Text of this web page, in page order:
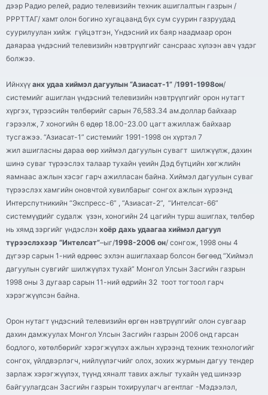
дээр Радио релей, радио телевизийн техник ашиглалтын газрын /
РРРТТАГ/ хамт олон богино хугацаанд бүх сум суурин газруудад
суурилуулан хийж гүйцэтгэн, Үндэсний их баяр наадмаар орон
даяараа үндэсний телевизийн нэвтрүүлгийг сансраас хүлээн авч үздэг
болжээ.
Ийнхүү анх удаа хиймэл дагуулын “Азиасат-1” /1991-1998он/
системийг ашиглан үндэсний телевизийн нэвтрүүлгийг орон нутагт
хүргэх, түрээсийн төлбөрийг сарын 76,583.34 ам.доллар байхаар
гэрээлж, 7 хоногийн 6 өдөр 18.00-23.00 цагт ажиллаж байхаар
тусгажээ. “Азиасат-1” системийг 1991-1998 он хүртэл 7
жил ашигласны дараа өөр хиймэл дагуулын сувагт шилжүүлж, дахин
шинэ суваг түрээслэх талаар тухайн үеийн Дэд бүтцийн хөгжлийн
яамнаас ажлын хэсэг гарч ажилласан байна. Хиймэл дагуулын суваг
түрээслэх хамгийн оновчтой хувилбарыг сонгох ажлын хүрээнд
Интерспутникийн “Экспресс-6” , “Азиасат-2”, “Интелсат-66”
системүүдийг судалж үзэн, хоногийн 24 цагийн турш ашиглах, төлбөр
нь хямд зэргийг үндэслэн хоёр дахь удаагаа хиймэл дагуул
түрээслэхээр “Интелсат”–ыг/1998-2006 он/ сонгож, 1998 оны 4
дүгээр сарын 1-ний өдрөөс эхлэн ашиглахаар болсон бөгөөд “Хиймэл
дагуулын сувгийг шилжүүлэх тухай” Монгол Улсын Засгийн газрын
1998 оны 3 дугаар сарын 11-ний өдрийн 32 тоот тогтоол гарч
хэрэгжүүлсэн байна.
Орон нутагт үндэсний телевизийн өргөн нэвтрүүлгийг олон сувгаар
дахин дамжуулах Монгол Улсын Засгийн газрын 2006 онд гарсан
бодлого, хөтөлбөрийг хэрэгжүүлэх ажлын хүрээнд техник технологийг
сонгох, үйлдвэрлэгч, нийлүүлэгчийг олох, зохих журмын дагуу тендер
зарлаж хэрэгжүүлэх, түүнд хяналт тавих ажлыг тухайн үед шинээр
байгуулагдсан Засгийн газрын тохируулагч агентлаг -Мэдээлэл,